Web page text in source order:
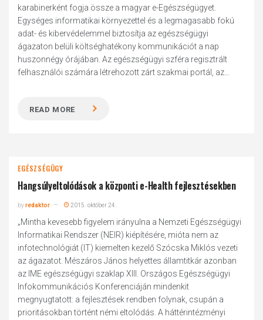
karabinerként fogja össze a magyar e-Egészségügyet.
Egységes informatikai környezettel és a legmagasabb fokú
adat- és kibervédelemmel biztosítja az egészségügyi
ágazaton belüli költséghatékony kommunikációt a nap
huszonnégy órájában. Az egészségügyi szféra regisztrált
felhasználói számára létrehozott zárt szakmai portál, az...
READ MORE
EGÉSZSÉGÜGY
Hangsúlyeltolódások a központi e-Health fejlesztésekben
byredaktor 2015. október 24.
„Mintha kevesebb figyelem irányulna a Nemzeti Egészségügyi
Informatikai Rendszer (NEIR) kiépítésére, mióta nem az
infotechnológiát (IT) kiemelten kezelő Szócska Miklós vezeti
az ágazatot. Mészáros János helyettes államtitkár azonban
az IME egészségügyi szaklap XIII. Országos Egészségügyi
Infokommunikációs Konferenciáján mindenkit
megnyugtatott: a fejlesztések rendben folynak, csupán a
prioritásokban történt némi eltolódás. A háttérintézményi